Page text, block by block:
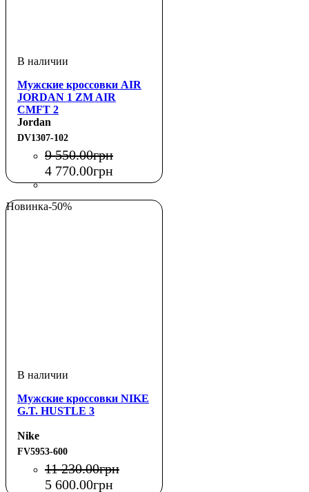
Мужские кроссовки AIR
JORDAN 1 ZM AIR
CMFT 2
Jordan
DV1307-102
9 550.00грн
4 770.00грн
Новинка-50%
Мужские кроссовки NIKE
G.T. HUSTLE 3
Nike
FV5953-600
11 230.00грн
5 600.00грн